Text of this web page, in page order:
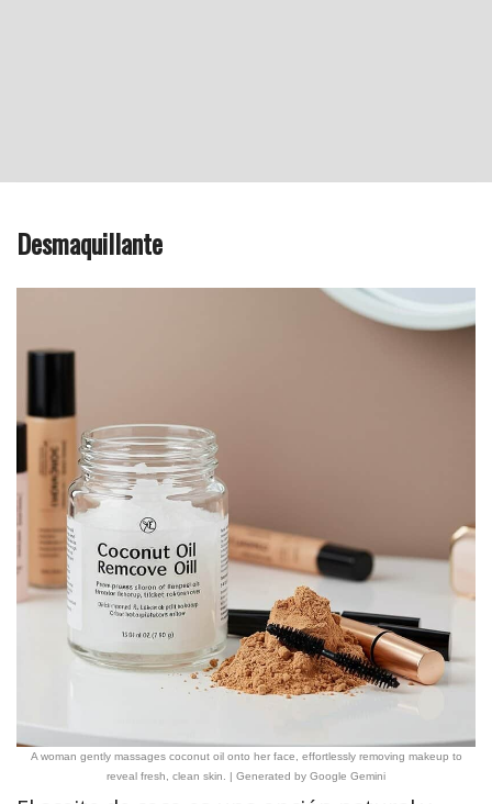
Desmaquillante
A woman gently massages coconut oil onto her face, effortlessly removing makeup to
reveal fresh, clean skin. | Generated by Google Gemini